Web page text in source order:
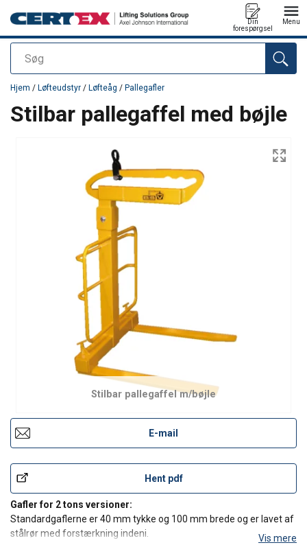
Søg
Din
forespørgsel
Menu
Produktet blev tilføjet til din forespørgsel
Hjem / Løfteudstyr / Løfteåg / Pallegafler
Stilbar pallegaffel med bøjle
Stilbar pallegaffel m/bøjle
E-mail
Hent pdf
Gafler for 2 tons versioner:
Standardgaflerne er 40 mm tykke og 100 mm brede og er lavet af
stålrør med forstærkning indeni.
Vis mere